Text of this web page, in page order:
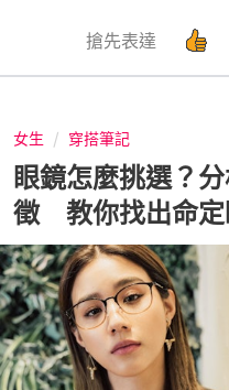
搶先表達
女生 穿搭筆記
眼鏡怎麼挑選？
徵 教你找出命定